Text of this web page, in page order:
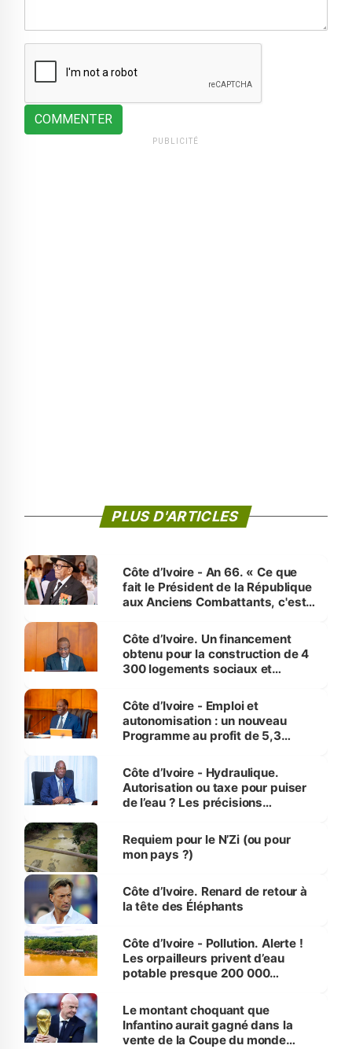
COMMENTER
PUBLICITÉ
PLUS D'ARTICLES
Côte d’Ivoire - An 66. « Ce que
fait le Président de la République
aux Anciens Combattants, c'est
Côte d’Ivoire. Un financement
obtenu pour la construction de 4
300 logements sociaux et
et Yamoussoukro
Côte d’Ivoire - Emploi et
autonomisation : un nouveau
Programme au profit de 5,3
Côte d’Ivoire - Hydraulique.
Autorisation ou taxe pour puiser
de l’eau ? Les précisions
Requiem pour le N’Zi (ou pour
mon pays ?)
Côte d’Ivoire. Renard de retour à
la tête des Éléphants
Côte d’Ivoire - Pollution. Alerte !
Les orpailleurs privent d’eau
potable presque 200 000
Le montant choquant que
Infantino aurait gagné dans la
vente de la Coupe du monde